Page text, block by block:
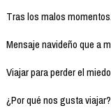
Tras los malos
Mensaje navideño que a
Viajar para perder el
¿Por qué nos gusta viajar?